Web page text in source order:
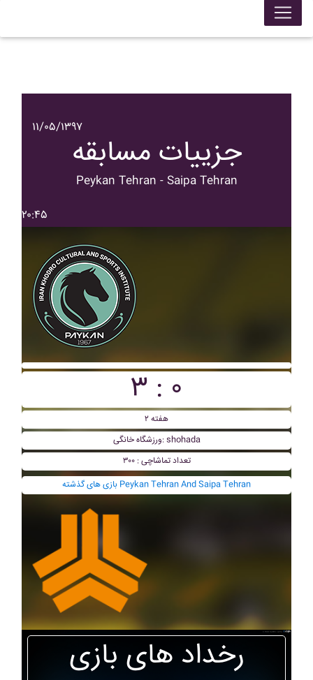
۱۱/۰۵/۱۳۹۷
جزییات مسابقه
Peykan Tehran - Saipa Tehran
۲۰:۴۵
۳ : ۰
هفته ۲
ورزشگاه خانگی: shohada
تعداد تماشاچی : ۳۰۰
بازی های گذشته Peykan Tehran And Saipa Tehran
رخداد های بازی